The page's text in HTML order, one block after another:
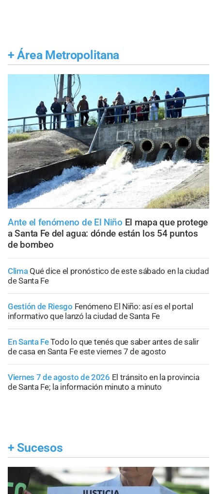
+ Área Metropolitana
Ante el fenómeno de El Niño El mapa que protege
a Santa Fe del agua: dónde están los 54 puntos
de bombeo
Clima Qué dice el pronóstico de este sábado en la ciudad
de Santa Fe
Gestión de Riesgo Fenómeno El Niño: así es el portal
informativo que lanzó la ciudad de Santa Fe
En Santa FeTodo lo que tenés que saber antes de salir
de casa en Santa Fe este viernes 7 de agosto
Viernes 7 de agosto de 2026 El tránsito en la provincia
de Santa Fe; la información minuto a minuto
+ Sucesos